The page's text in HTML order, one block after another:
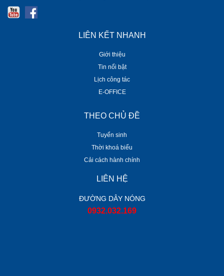
LIÊN KẾT NHANH
Giới thiệu
Tin nổi bật
Lịch công tác
E-OFFICE
THEO CHỦ ĐỀ
Tuyển sinh
Thời khoá biểu
Cải cách hành chính
LIÊN HỆ
ĐƯỜNG DÂY NÓNG
0932.032.169